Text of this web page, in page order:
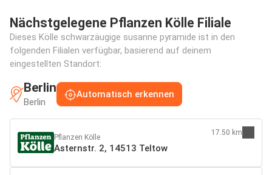
Nächstgelegene Pflanzen Kölle Filiale
Dieses Kölle schwarzäugige susanne pyramide ist in den
folgenden Filialen verfügbar, basierend auf deinem
eingestellten Standort:
Berlin
Berlin
Automatisch erkennen
Pflanzen Kölle
Asternstr. 2, 14513 Teltow
17.50 km